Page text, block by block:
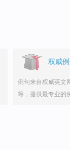
权威
例句来自权威英文
等，提供最专业的